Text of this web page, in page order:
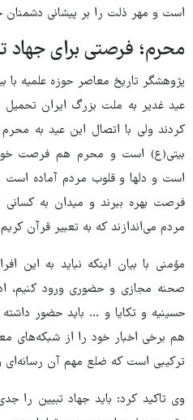
است و مهر ذلت را بر پیشانی
محرم؛ فرصتی برای جهاد
پژوهشگر تاریخ معاصر حوزه علمیه با
عید غدیر به ملت بزرگ ایران
کردند ولی با اتصال این عید به
بیتی(ع) است و محرم هم فرصت خوبی
است و دلها و قلوب مردم آماده است
فرصت بهره ببرند و میدان به
مردم می‌اندازند که به تعبیر قرآن
مؤمنی با بیان اینکه نباید به این
صحنه مجازی و حضوری ورود کنیم،
حسینیه و تکایا و ... باید حضور
هم برخی اخبار خود را از شبکه‌های
ترکیبی است که ضلع مهم آن رسانه‌ای
وی تاکید کرد: باید جهاد تبیین را